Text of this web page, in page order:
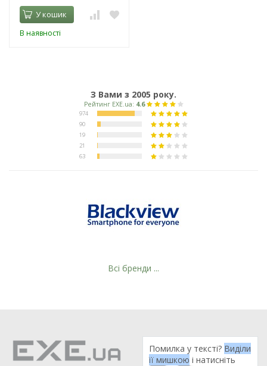
У кошик
В наявності
З Вами з 2005 року.
Всі бренди ...
Помилка у тексті? Виділи
її мишкою і натисніть